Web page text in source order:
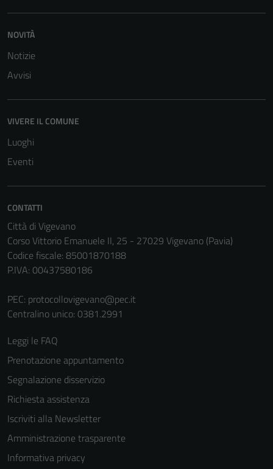
NOVITÀ
Notizie
Avvisi
VIVERE IL COMUNE
Luoghi
Eventi
CONTATTI
Città di Vigevano
Corso Vittorio Emanuele II, 25 - 27029 Vigevano (Pavia)
Codice fiscale: 85001870188
P.IVA: 00437580186
PEC: protocollovigevano@pec.it
Centralino unico: 0381.2991
Leggi le FAQ
Prenotazione appuntamento
Segnalazione disservizio
Richiesta assistenza
Iscriviti alla Newsletter
Amministrazione trasparente
Informativa privacy
Questi cookie